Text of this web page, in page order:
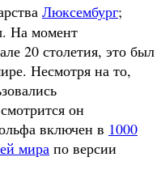
Люксембург;
На момент
20 столетия, это был
Несмотря на то,
он
включен в 1000
мира по версии